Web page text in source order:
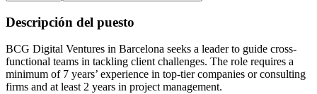
Descripción del puesto
BCG Digital Ventures in Barcelona seeks a leader to guide cross-
functional teams in tackling client challenges. The role requires a
minimum of 7 years’ experience in top-tier companies or consulting
firms and at least 2 years in project management.